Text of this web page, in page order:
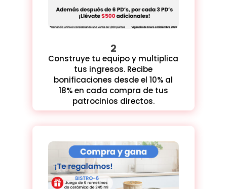
2
Construye tu equipo y multiplica
tus ingresos. Recibe
bonificaciones desde el 10% al
18% en cada compra de tus
patrocinios directos.